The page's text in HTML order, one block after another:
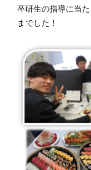
卒研生の指導に当
までした！